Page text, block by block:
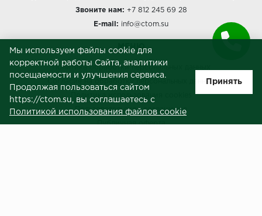
Звоните нам: +7 812 245 69 28
E-mail: info@ctom.su
МЕНЮ
Политика обработки персональных данных
Согласие на обработку персональных данных
Пользовательское соглашение
Публичная оферта
Мы используем файлы cookie для
корректной работы Сайта, аналитики
посещаемости и улучшения сервиса.
Продолжая пользоваться сайтом
https://ctom.su, вы соглашаетесь с
Политикой использования файлов cookie
Принять